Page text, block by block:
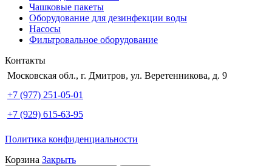
Чашковые пакеты
Оборудование для дезинфекции воды
Насосы
Фильтровальное оборудование
Контакты
Московская обл., г. Дмитров, ул. Веретенникова, д. 9
+7 (977) 251-05-01
+7 (929) 615-63-95
Политика конфиденциальности
Корзина Закрыть